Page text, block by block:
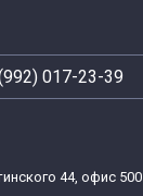
017-23-39
44, офис 500